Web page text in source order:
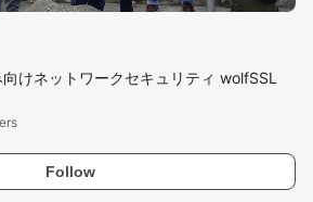
けネットワークセキュリティ wolfSSL
Follow